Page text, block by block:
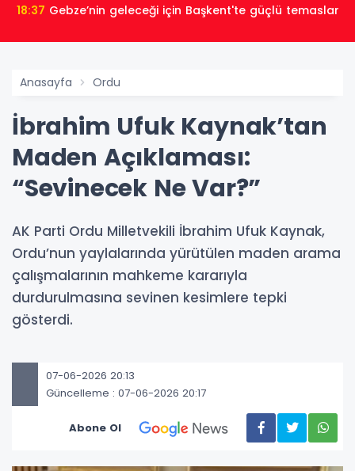
18:37 Gebze’nin geleceği için Başkent'te güçlü temaslar
Anasayfa Ordu
İbrahim Ufuk Kaynak’tan
Maden Açıklaması:
“Sevinecek Ne Var?”
AK Parti Ordu Milletvekili İbrahim Ufuk Kaynak,
Ordu’nun yaylalarında yürütülen maden arama
çalışmalarının mahkeme kararıyla
durdurulmasına sevinen kesimlere tepki
gösterdi.
07-06-2026 20:13
Güncelleme : 07-06-2026 20:17
Abone Ol